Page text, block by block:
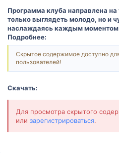
Программа клуба направлена
только выглядеть молодо, но и
наслаждаясь каждым моментом
Подробнее:
Скрытое содержимое доступно
пользователей!
Скачать:
Для просмотра скрытого
или зарегистрироваться.